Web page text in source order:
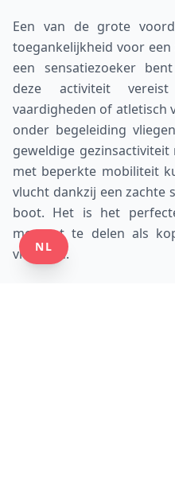
Een van de grote
toegankelijkheid voor
een sensatiezoeker
deze activiteit
vaardigheden of atletisch
onder begeleiding
geweldige
met beperkte mobiliteit
vlucht dankzij een zachte
boot. Het is het
moment te delen als
vrienden.
NL